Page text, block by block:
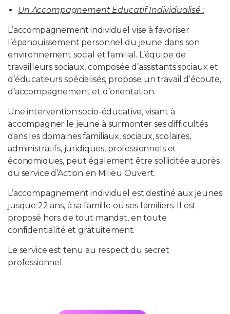
Un Accompagnement Educatif Individualisé :
L’accompagnement individuel vise à favoriser
l’épanouissement personnel du jeune dans son
environnement social et familial. L’équipe de
travailleurs sociaux, composée d’assistants sociaux et
d’éducateurs spécialisés, propose un travail d’écoute,
d’accompagnement et d’orientation.
Une intervention socio-éducative, visant à
accompagner le jeune à surmonter ses difficultés
dans les domaines familiaux, sociaux, scolaires,
administratifs, juridiques, professionnels et
économiques, peut également être sollicitée auprès
du service d’Action en Milieu Ouvert.
L’accompagnement individuel est destiné aux jeunes
jusque 22 ans, à sa famille ou ses familiers. Il est
proposé hors de tout mandat, en toute
confidentialité et gratuitement.
Le service est tenu au respect du secret
professionnel.